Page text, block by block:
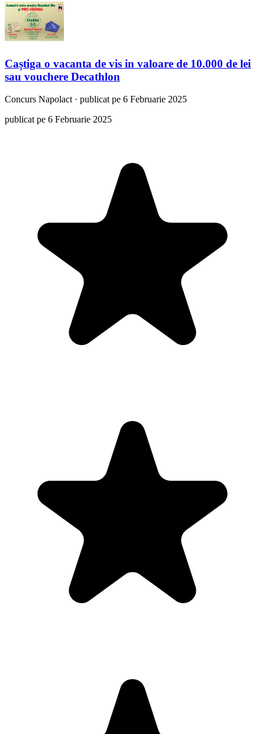
Caștiga o vacanta de vis in valoare de 10.000 de lei
sau vouchere Decathlon
Concurs Napolact· publicat pe 6 Februarie 2025
publicat pe 6 Februarie 2025